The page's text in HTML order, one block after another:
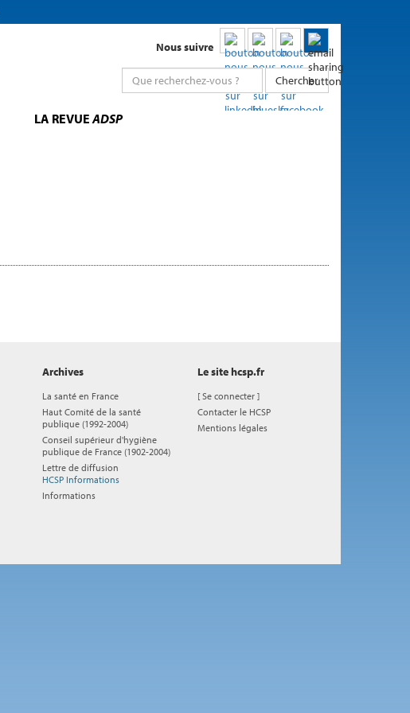
Nous suivre
Chercher
LA REVUEADSP
Archives
La santé en France
Haut Comité de la santé
publique (1992-2004)
Conseil supérieur d'hygiène
publique de France (1902-2004)
Lettre de diffusion
HCSP Informations
Informations
Le site hcsp.fr
[Se connecter ]
Contacter le HCSP
Mentions légales